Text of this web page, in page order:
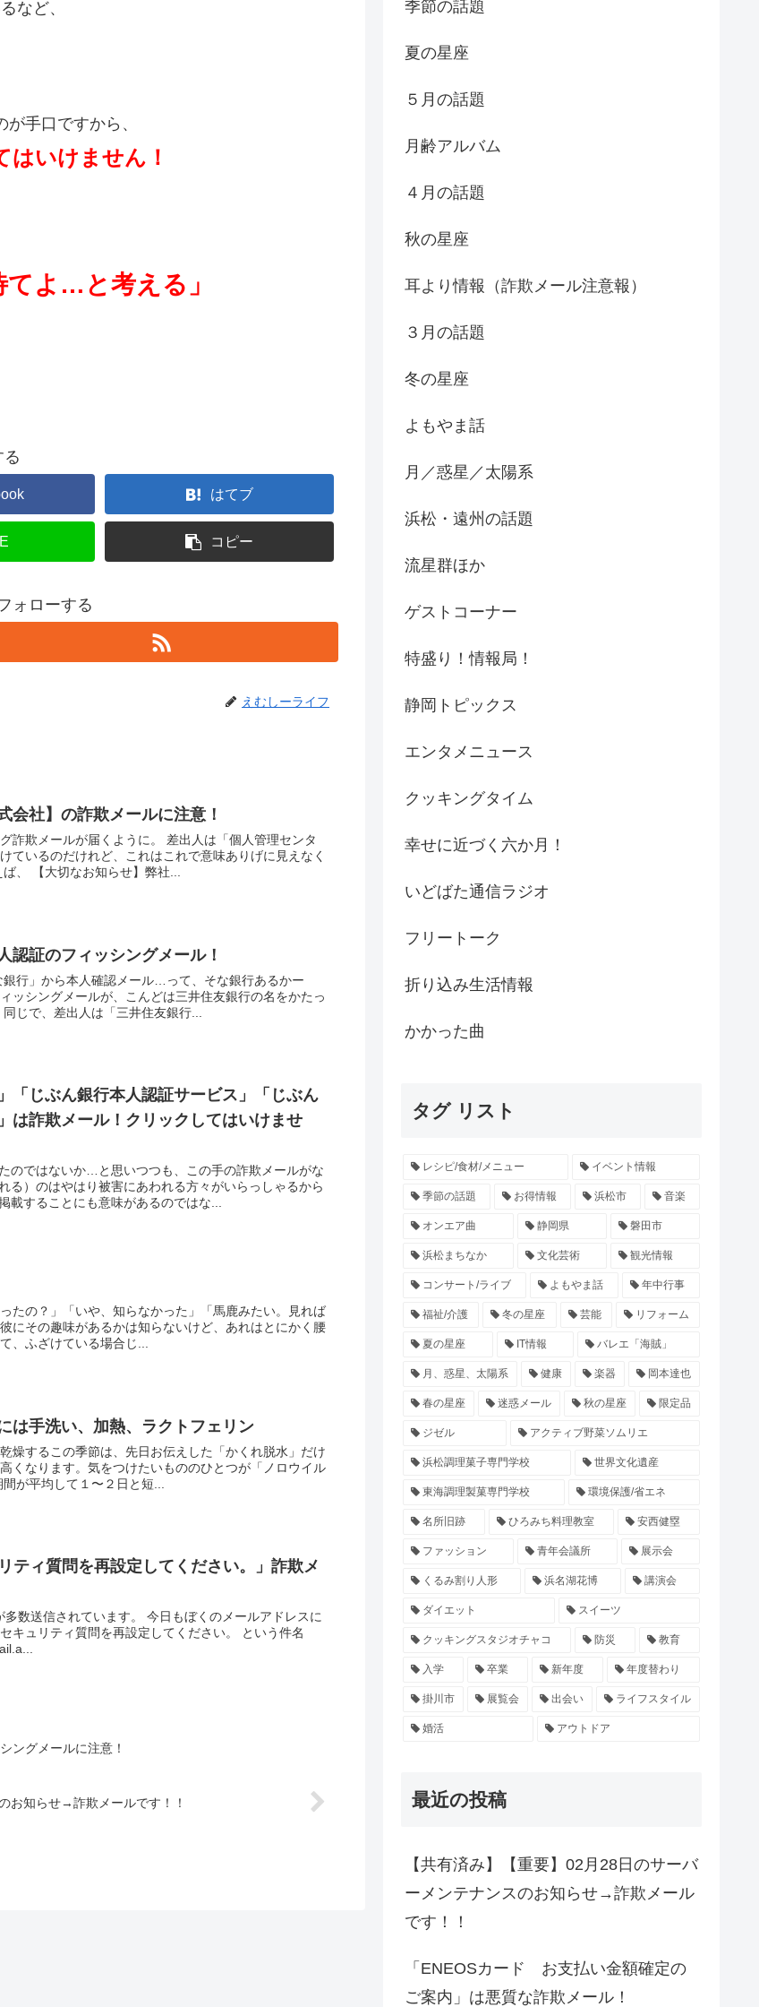
など、
手口ですから、
はいけません！
てよ…と考える」
る
はてブ
コピー
ォローする
えむしーライフ
会社】の詐欺メールに注意！
詐欺メールが届くように。 差出人は「個人管理センタ
ているのだけれど、これはこれで意味ありげに見えなく
、 【大切なお知らせ】弊社...
認証のフィッシングメール！
行」から本人確認メール…って、そな銀行あるかー
ッシングメールが、こんどは三井住友銀行の名をかたっ
じで、差出人は「三井住友銀行...
「じぶん銀行本人認証サービス」「じぶん
は詐欺メール！クリックしてはいけませ
のではないか…と思いつつも、この手の詐欺メールがな
る）のはやはり被害にあわれる方々がいらっしゃるから
載することにも意味があるのではな...
たの？」「いや、知らなかった」「馬鹿みたい。見れば
にその趣味があるかは知らないけど、あれはとにかく腰
、ふざけている場合じ...
は手洗い、加熱、ラクトフェリン
燥するこの季節は、先日お伝えした「かくれ脱水」だけ
くなります。気をつけたいもののひとつが「ノロウイル
が平均して１〜２日と短...
ティ質問を再設定してください。」詐欺メ
数送信されています。 今日もぼくのメールアドレスに
キュリティ質問を再設定してください。 という件名
ングメールに注意！
お知らせ→詐欺メールです！！
季節の話題
夏の星座
５月の話題
月齢アルバム
４月の話題
秋の星座
耳より情報（詐欺メール注意報）
３月の話題
冬の星座
よもやま話
月／惑星／太陽系
浜松・遠州の話題
流星群ほか
ゲストコーナー
特盛り！情報局！
静岡トピックス
エンタメニュース
クッキングタイム
幸せに近づく六か月！
いどばた通信ラジオ
フリートーク
折り込み生活情報
かかった曲
タグ リスト
レシピ/食材/メニュー イベント情報
季節の話題 お得情報 浜松市 音楽
オンエア曲 静岡県 磐田市
浜松まちなか 文化芸術 観光情報
コンサート/ライブ よもやま話 年中行事
福祉/介護 冬の星座 芸能 リフォーム
夏の星座 IT情報 バレエ「海賊」
月、惑星、太陽系 健康 楽器 岡本達也
春の星座 迷惑メール 秋の星座 限定品
ジゼル アクティブ野菜ソムリエ
浜松調理菓子専門学校 世界文化遺産
東海調理製菓専門学校 環境保護/省エネ
名所旧跡 ひろみち料理教室 安西健塁
ファッション 青年会議所 展示会
くるみ割り人形 浜名湖花博 講演会
ダイエット スイーツ
クッキングスタジオチャコ 防災 教育
入学 卒業 新年度 年度替わり
掛川市 展覧会 出会い ライフスタイル
婚活 アウトドア
最近の投稿
【共有済み】【重要】02月28日のサーバ
ーメンテナンスのお知らせ→詐欺メール
です！！
「ENEOSカード お支払い金額確定の
ご案内」は悪質な詐欺メール！